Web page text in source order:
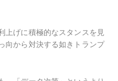
上げに積極的なスタンスを見
向から対決する如きトランプ